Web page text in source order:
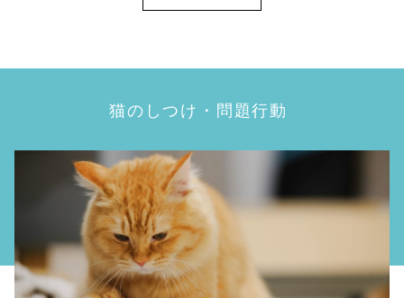
猫のしつけ・問題行動